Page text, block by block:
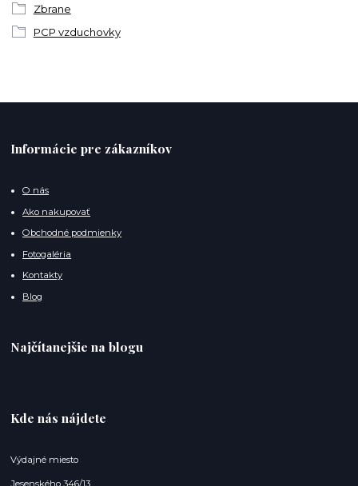
Zbrane
PCP vzduchovky
Informácie pre zákazníkov
O nás
Ako nakupovať
Obchodné podmienky
Fotogaléria
Kontakty
Blog
Najčítanejšie na blogu
Kde nás nájdete
Výdajné miesto